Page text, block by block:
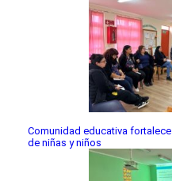
Comunidad educativa
de niñas y niños